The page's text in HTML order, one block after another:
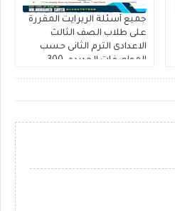
جميع أسئلة الريرايت المقررة
على طلاب الصف الثالث
الاعدادى الترم الثانى حسب
المواصفات الجديده، 300